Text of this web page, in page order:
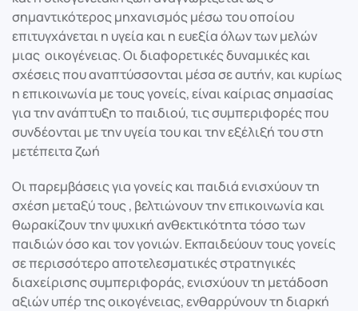
σημαντικότερος μηχανισμός μέσω του οποίου
επιτυγχάνεται η υγεία και η ευεξία όλων των μελών
μιας οικογένειας. Οι διαφορετικές δυναμικές και
σχέσεις που αναπτύσσονται μέσα σε αυτήν, και κυρίως
η επικοινωνία με τους γονείς, είναι καίριας σημασίας
για την ανάπτυξη το παιδιού, τις συμπεριφορές που
συνδέονται με την υγεία του και την εξέλιξή του στη
μετέπειτα ζωή
Οι παρεμβάσεις για γονείς και παιδιά ενισχύουν τη
σχέση μεταξύ τους , βελτιώνουν την επικοινωνία και
θωρακίζουν την ψυχική ανθεκτικότητα τόσο των
παιδιών όσο και τον γονιών. Εκπαιδεύουν τους γονείς
σε περισσότερο αποτελεσματικές στρατηγικές
διαχείρισης συμπεριφοράς, ενισχύουν τη μετάδοση
αξιών υπέρ της οικογένειας, ενθαρρύνουν τη διαρκή